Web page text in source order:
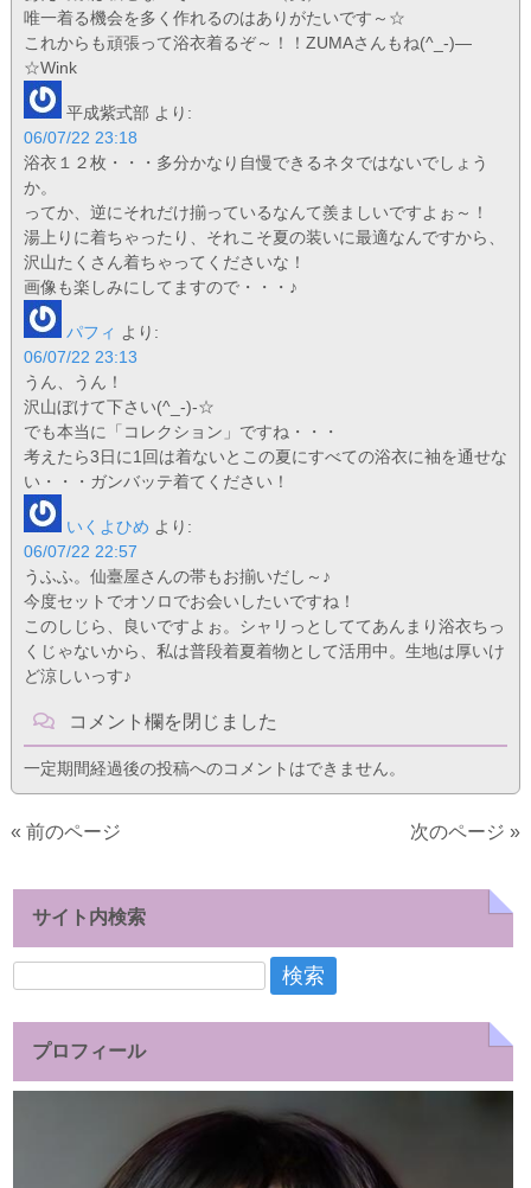
唯一着る機会を多く作れるのはありがたいです～☆
これからも頑張って浴衣着るぞ～！！ZUMAさんもね(^_-)—
☆Wink
平成紫式部 より:
06/07/22 23:18
浴衣１２枚・・・多分かなり自慢できるネタではないでしょう
か。
ってか、逆にそれだけ揃っているなんて羨ましいですよぉ～！
湯上りに着ちゃったり、それこそ夏の装いに最適なんですから、
沢山たくさん着ちゃってくださいな！
画像も楽しみにしてますので・・・♪
パフィ より:
06/07/22 23:13
うん、うん！
沢山ぼけて下さい(^_-)-☆
でも本当に「コレクション」ですね・・・
考えたら3日に1回は着ないとこの夏にすべての浴衣に袖を通せな
い・・・ガンバッテ着てください！
いくよひめ より:
06/07/22 22:57
うふふ。仙臺屋さんの帯もお揃いだし～♪
今度セットでオソロでお会いしたいですね！
このしじら、良いですよぉ。シャリっとしててあんまり浴衣ちっ
くじゃないから、私は普段着夏着物として活用中。生地は厚いけ
ど涼しいっす♪
コメント欄を閉じました
一定期間経過後の投稿へのコメントはできません。
« 前のページ 次のページ »
サイト内検索
検
プロフィール